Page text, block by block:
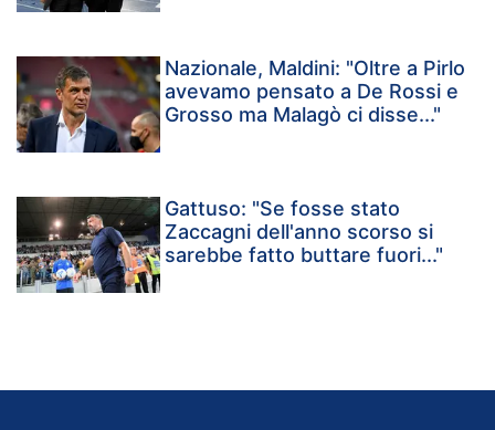
Nazionale, Maldini: "Oltre a Pirlo
avevamo pensato a De Rossi e
Grosso ma Malagò ci disse..."
Gattuso: "Se fosse stato
Zaccagni dell'anno scorso si
sarebbe fatto buttare fuori..."